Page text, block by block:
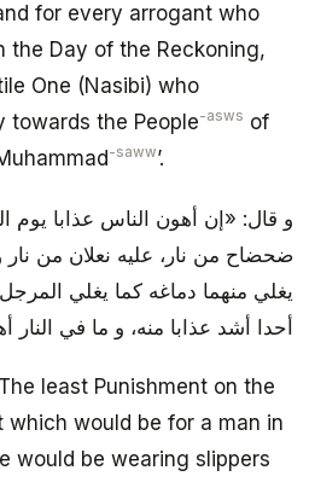
for every arrogant who
the Day of the Reckoning,
One (Nasibi) who
towards the People-asws of
-saww’.
و قال: «إن أهون الناس عذابا يوم
ضحضاح من نار، عليه نعلان من نار
يغلي منهما دماغه كما يغلي
أحدا أشد عذابا منه، و ما في النار
least Punishment on the
which would be for a man in
would be wearing slippers